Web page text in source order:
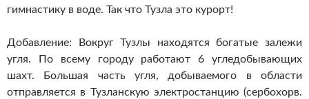
гимнастику в воде. Так что Тузла это курорт!
Добавление: Вокруг Тузлы находятся богатые залежи
угля. По всему городу работают 6 угледобывающих
шахт. Большая часть угля, добываемого в области
отправляется в Тузланскую электростанцию (сербохорв.